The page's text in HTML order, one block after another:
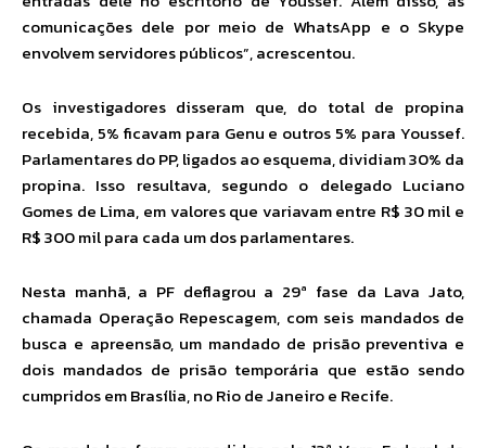
comunicações dele por meio de WhatsApp e o Skype
envolvem servidores públicos”, acrescentou.
Os investigadores disseram que, do total de propina
recebida, 5% ficavam para Genu e outros 5% para Youssef.
Parlamentares do PP, ligados ao esquema, dividiam 30% da
propina. Isso resultava, segundo o delegado Luciano
Gomes de Lima, em valores que variavam entre R$ 30 mil e
R$ 300 mil para cada um dos parlamentares.
Nesta manhã, a PF deflagrou a 29ª fase da Lava Jato,
chamada Operação Repescagem, com seis mandados de
busca e apreensão, um mandado de prisão preventiva e
dois mandados de prisão temporária que estão sendo
cumpridos em Brasília, no Rio de Janeiro e Recife.